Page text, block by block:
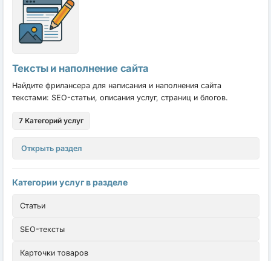
Тексты и наполнение сайта
Найдите фрилансера для написания и наполнения сайта
текстами: SEO-статьи, описания услуг, страниц и блогов.
7 Категорий услуг
Открыть раздел
Категории услуг в разделе
Статьи
SEO-тексты
Карточки товаров